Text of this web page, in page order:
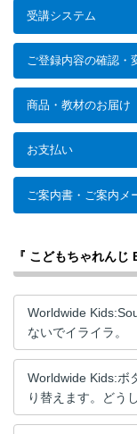
受講システム
ご登録内容の確認・
商品・教材のお届け
お支払い
ご案内書・ご案内メ
『 こどもちゃれん
Worldwide
ないでイライラ。
Worldwide Kids:ボ
り替えます。どう